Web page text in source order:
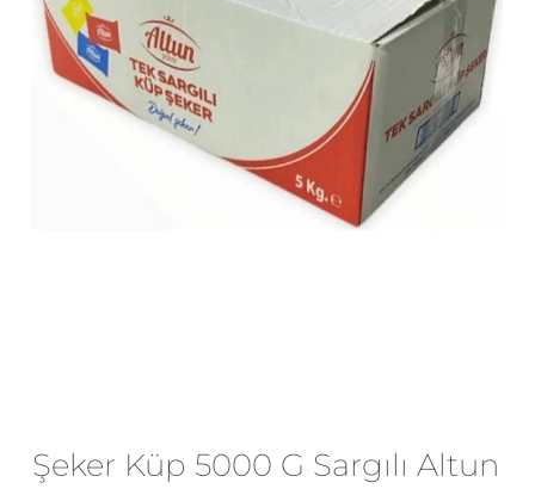
Şeker Küp 5000 G Sargılı Altun
E-posta
Daha sonraki yorumlarımda
kullanılması için adım, e-posta adresim
ve site adresim bu tarayıcıya